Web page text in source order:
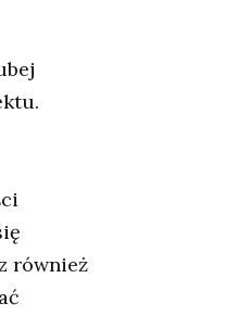
również